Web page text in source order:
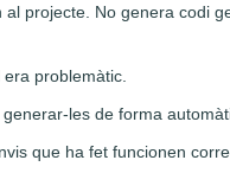
projecte. No genera codi
problemàtic.
les de forma
que ha fet funcionen